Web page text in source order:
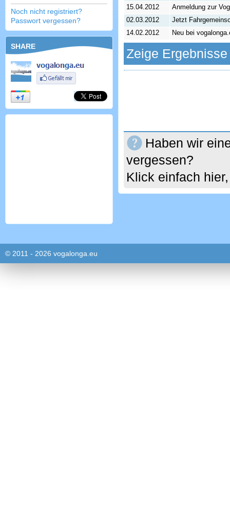
Noch nicht registriert?
Passwort vergessen?
SHARE
15.04.2012
Anmeldung zur
02.03.2012
Jetzt
14.02.2012
Neu bei
Zeige
Haben wir
vergessen?
Klick einfach
© 2011 - 2026 vogalonga.eu